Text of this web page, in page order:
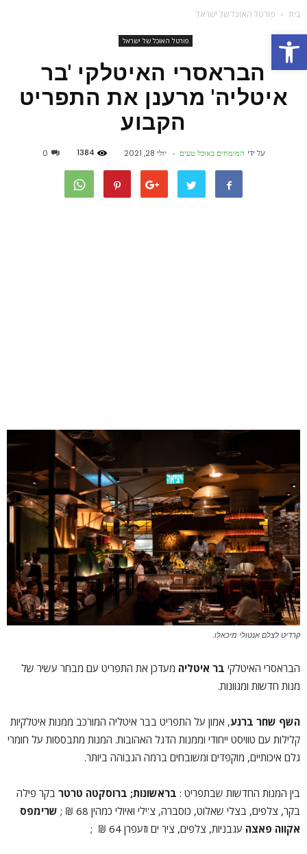
פתח סרגל נגישות
בית פורטל האוכל של ישראל
פורטל האוכל של ישראל
הבראסרי האיטלקי 'בר
איטליה' מרענן את התפריט
הקבוע
על ידי המומחים באוכל טעים - יולי 28, 2021 1384
0
קרדיט לצלם אנטולי מיכאלו.
הבראסרי האיטלקי בר איטליה מעדכן את התפריט עם מבחר עשיר של
מנות חדשות ומגוונות.
השף שחר ברנע, אמון על התפריט בבר איטליה המורכב ממנות איטלקיות
קלילות עם טוויסט ייחודי וממנות הדגל האהובות. המנות מתבססות על חומרי
גלם איכותיים, מוקפדים ומשובחים ברמה הגבוהה ביותר.
בין המנות החדשות שבתפריט : בראשונות; ברוסקטה טרטר בקר פילה
בקר, צלפים, בצלי שאלוט, כוסברה, צ'ילי ואיולי כמהין 68 ₪ ;
שרימפס
אקווה פאצה עגבניות, צלפים, ציר ים וזעפרן 64 ₪ ;